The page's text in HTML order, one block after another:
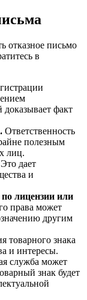
отказное письмо
в
факт
Ответственность
полезным
лиц.
Это дает
и
лицензии или
права может
другим
товарного знака
и интересы.
служба может
знак будет